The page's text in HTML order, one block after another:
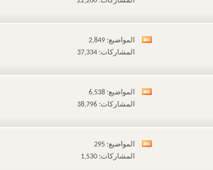
هذا
المنتدى
مشاهدة
هذا
المنتدى
المواضيع: 2,849
المشاركات: 37,334
مشاهدة
هذا
المنتدى
المواضيع: 6,538
المشاركات: 38,796
مشاهدة
المواضيع: 295
المشاركات: 1,530